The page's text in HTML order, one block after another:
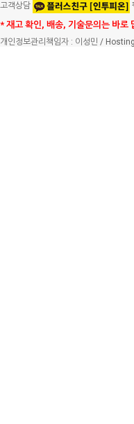
고객상담
* 재고 확인, 배송, 기술문의는 바로
개인정보관리책임자 : 이성민 /